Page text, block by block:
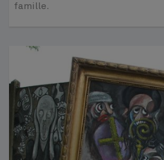
famille.